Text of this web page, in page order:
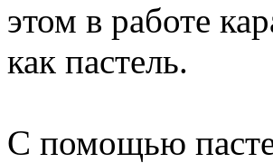
этом в работе
как пастель.
С помощью